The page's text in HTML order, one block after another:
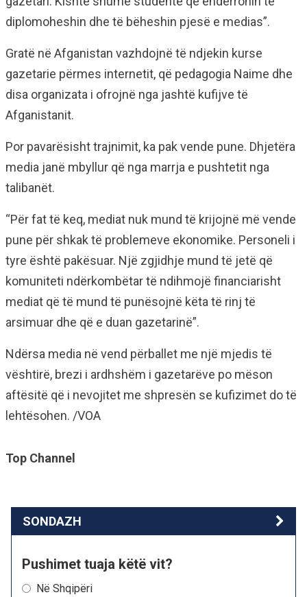
diplomoheshin dhe të bëheshin pjesë e medias”.
Gratë në Afganistan vazhdojnë të ndjekin kurse
gazetarie përmes internetit, që pedagogia Naime dhe
disa organizata i ofrojnë nga jashtë kufijve të
Afganistanit.
Por pavarësisht trajnimit, ka pak vende pune. Dhjetëra
media janë mbyllur që nga marrja e pushtetit nga
talibanët.
“Për fat të keq, mediat nuk mund të krijojnë më vende
pune për shkak të problemeve ekonomike. Personeli i
tyre është pakësuar. Një zgjidhje mund të jetë që
komuniteti ndërkombëtar të ndihmojë financiarisht
mediat që të mund të punësojnë këta të rinj të
arsimuar dhe që e duan gazetarinë”.
Ndërsa media në vend përballet me një mjedis të
vështirë, brezi i ardhshëm i gazetarëve po mëson
aftësitë që i nevojitet me shpresën se kufizimet do të
lehtësohen. /VOA
Top Channel
SONDAZH
Pushimet tuaja këtë vit?
Në Shqipëri